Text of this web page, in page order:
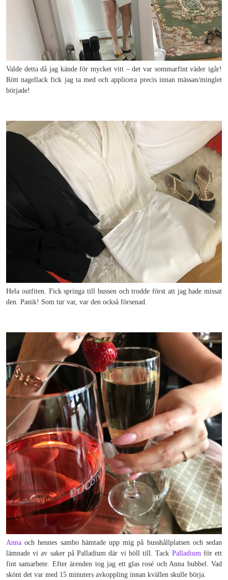
Valde detta då jag kände för mycket vitt – det var sommarfint väder igår!
Rött nagellack fick jag ta med och applicera precis innan mässan/minglet
började!
Hela outfiten. Fick springa till bussen och trodde först att jag hade missat
den. Panik! Som tur var, var den också försenad.
Anna och hennes sambo hämtade upp mig på busshållplatsen och sedan
lämnade vi av saker på Palladium där vi höll till. Tack Palladium för ett
fint samarbete. Efter ärenden tog jag ett glas rosé och Anna bubbel. Vad
skönt det var med 15 minuters avkoppling innan kvällen skulle börja.